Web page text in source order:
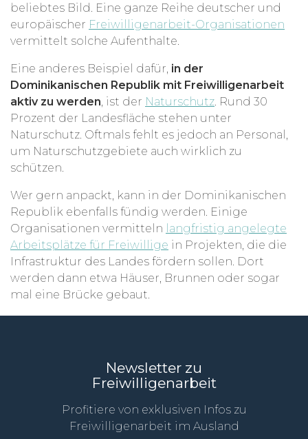
beliebtes Bild. Eine ganze Reihe deutscher und
europäischer Freiwilligenarbeit-Organisationen
vermittelt solche Aufenthalte.
Eine anderes Beispiel dafür, in der
Dominikanischen Republik mit Freiwilligenarbeit
aktiv zu werden , ist der Naturschutz . Rund 30
Prozent der Landesfläche stehen unter
Naturschutz. Oftmals fehlt es jedoch an Personal,
um Naturschutzgebiete auch wirklich zu
schützen.
Wer gern anpackt, kann in der Dominikanischen
Republik ebenfalls fündig werden. Einige
Organisationen vermitteln langfristig angelegte
Arbeitsplätze für Freiwillige in Projekten, die die
Infrastruktur des Landes fördern sollen. Dort
werden dann etwa Häuser, Brunnen oder sogar
mal eine Brücke gebaut.
Newsletter zu
Freiwilligenarbeit
Profitiere von exklusiven Infos zu
Freiwilligenarbeit im Ausland